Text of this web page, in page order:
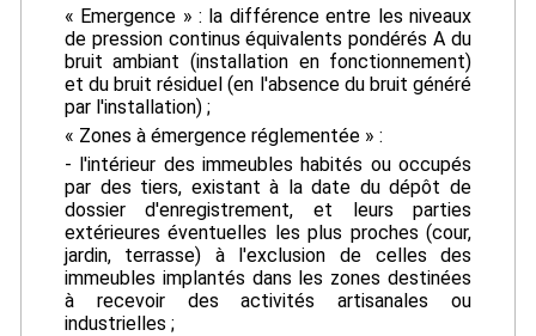
« Emergence » : la différence entre les niveaux
de pression continus équivalents pondérés A du
bruit ambiant (installation en fonctionnement)
et du bruit résiduel (en l'absence du bruit généré
par l'installation) ;
« Zones à émergence réglementée » :
- l'intérieur des immeubles habités ou occupés
par des tiers, existant à la date du dépôt de
dossier d'enregistrement, et leurs parties
extérieures éventuelles les plus proches (cour,
jardin, terrasse) à l'exclusion de celles des
immeubles implantés dans les zones destinées
à recevoir des activités artisanales ou
industrielles ;